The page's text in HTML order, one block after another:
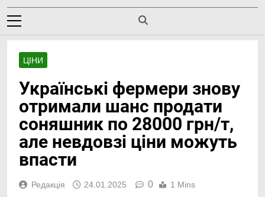
ЦІНИ
Українські фермери знову
отримали шанс продати
соняшник по 28000 грн/т,
але невдовзі ціни можуть
впасти
Редакція 24.01.2025 0 1 Mins